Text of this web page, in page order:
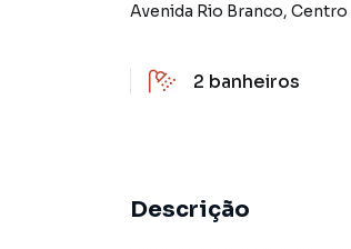
Avenida Rio Branco, Centro
2 banheiros
Descrição